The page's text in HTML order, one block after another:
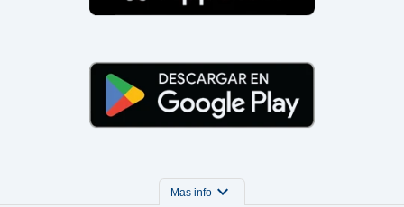
Mas info expand_more